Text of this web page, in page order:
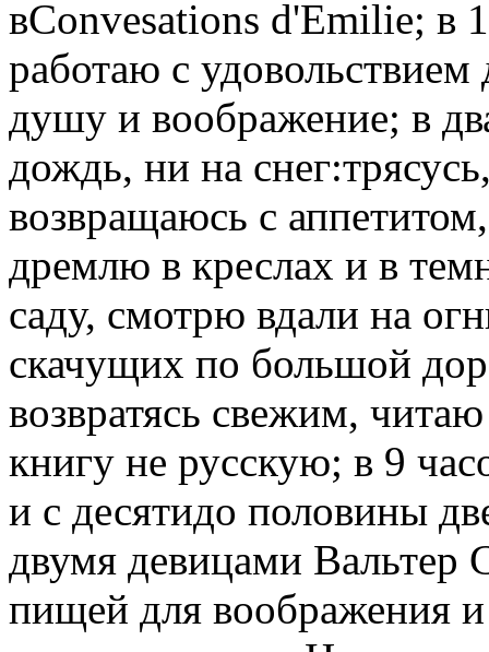
вConvesations d'Emilie; в
работаю с
душу и воображение; в
дождь, ни на
возвращаюсь с
дремлю в креслах и в
саду, смотрю вдали на
скачущих по большой
возвратясь свежим,
книгу не русскую; в 9
и с десятидо половины
двумя девицами Вальтер
пищей для воображения и